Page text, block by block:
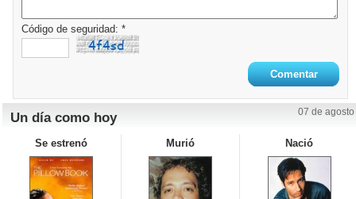
Código de seguridad: *
Un día como hoy 07 de agosto
Se estrenó Murió Nació